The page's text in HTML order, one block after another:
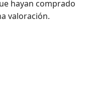
hayan comprado
valoración.